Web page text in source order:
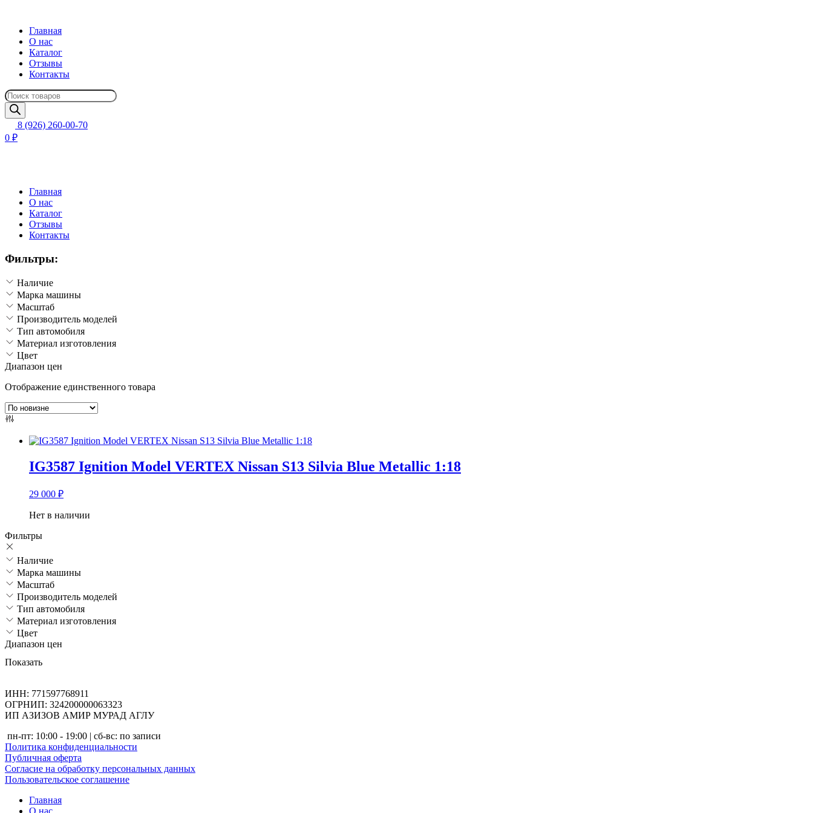
Главная
О нас
Каталог
Отзывы
Контакты
Поиск
товаров
8 (926) 260-00-70
0 ₽
Главная
О нас
Каталог
Отзывы
Контакты
Фильтры:
Наличие
Марка машины
Масштаб
Производитель моделей
Тип автомобиля
Материал изготовления
Цвет
Диапазон цен
Отображение единственного товара
IG3587 Ignition Model VERTEX Nissan S13 Silvia Blue Metallic 1:18
29 000 ₽
Нет в наличии
Фильтры
Наличие
Марка машины
Масштаб
Производитель моделей
Тип автомобиля
Материал изготовления
Цвет
Диапазон цен
Показать
ИНН: 771597768911
ОГРНИП: 324200000063323
ИП АЗИЗОВ АМИР МУРАД АГЛУ
пн-пт: 10:00 - 19:00 | сб-вс: по записи
Политика конфиденциальности
Публичная оферта
Согласие на обработку персональных данных
Пользовательское соглашение
Главная